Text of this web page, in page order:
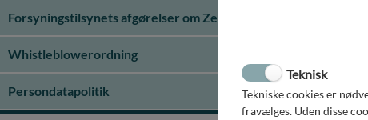
Forsyningstilsynets afgørelser om Zeanet
Metodegodkendelser
Whistleblowerordning
Persondatapolitik
Teknisk
Tekniske cookies er
fravælges. Uden disse